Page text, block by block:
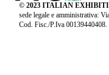
© 2023 ITALIAN
sede legale e amministrativa:
Cod. Fisc./P.Iva 00139440408.